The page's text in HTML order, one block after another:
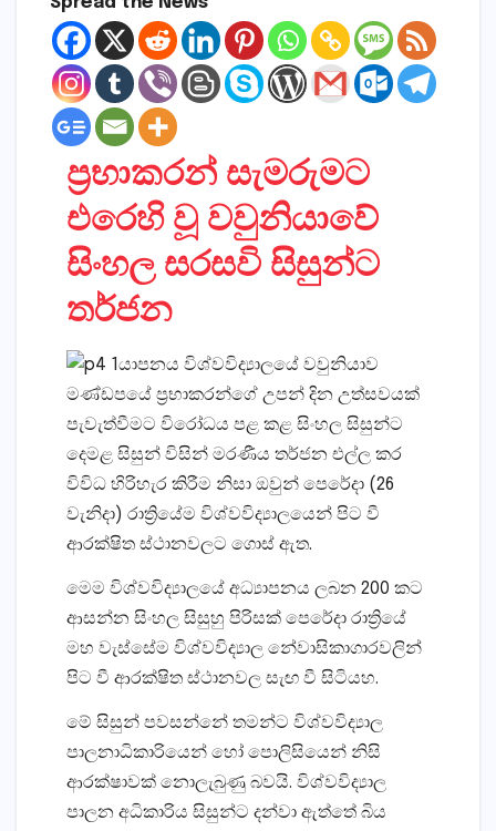
ප්‍රභාකරන් සැමරුමට
එරෙහි වූ වවුනියාවේ
සිංහල සරසවි සිසුන්ට
තර්ජන
යාපනය විශ්වවිද්‍යාලයේ වවුනියාව
මණ්‌ඩපයේ ප්‍රභාකරන්ගේ උපන් දින උත්සවයක්‌
පැවැත්වීමට විරෝධය පළ කළ සිංහල සිසුන්ට
දෙමළ සිසුන් විසින් මරණීය තර්ජන එල්ල කර
විවිධ හිරිහැර කිරීම නිසා ඔවුන් පෙරේදා (26
වැනිදා) රාත්‍රියේම විශ්වවිද්‍යාලයෙන් පිට වී
ආරක්‌ෂිත ස්‌ථානවලට ගොස්‌ ඇත.
මෙම විශ්වවිද්‍යාලයේ අධ්‍යාපනය ලබන 200 කට
ආසන්න සිංහල සිසුහු පිරිසක්‌ පෙරේදා රාත්‍රියේ
මහ වැස්‌සේම විශ්වවිද්‍යාල නේවාසිකාගාරවලින්
පිට වී ආරක්‌ෂිත ස්‌ථානවල සැඟ වී සිටියහ.
මේ සිසුන් පවසන්නේ තමන්ට විශ්වවිද්‍යාල
පාලනාධිකාරියෙන් හෝ පොලිසියෙන් නිසි
ආරක්‌ෂාවක්‌ නොලැබුණු බවයි. විශ්වවිද්‍යාල
පාලන අධිකාරිය සිසුන්ට දන්වා ඇත්තේ බිය